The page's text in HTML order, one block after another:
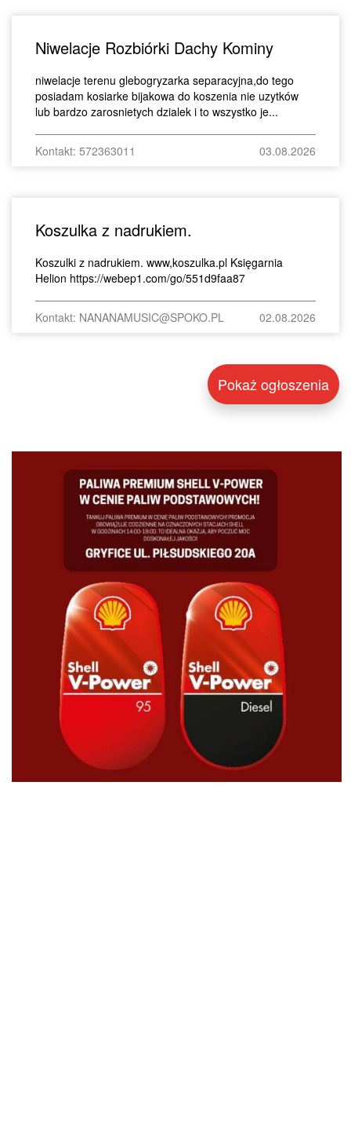
Niwelacje Rozbiórki Dachy Kominy
niwelacje terenu glebogryzarka separacyjna,do tego
posiadam kosiarke bijakowa do koszenia nie uzytków
lub bardzo zarosnietych dzialek i to wszystko je...
Kontakt: 572363011 03.08.2026
Koszulka z nadrukiem.
Koszulki z nadrukiem. www,koszulka.pl Księgarnia
Helion https://webep1.com/go/551d9faa87
Kontakt: NANANAMUSIC@SPOKO.PL 02.08.2026
Pokaż ogłoszenia